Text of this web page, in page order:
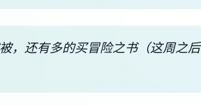
，还有多的买冒险之书（这周之后